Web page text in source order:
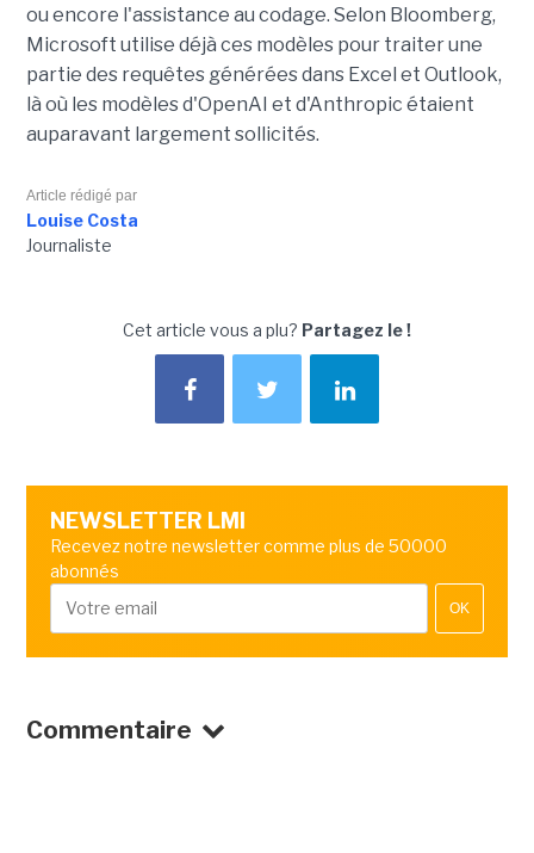
ou encore l'assistance au codage. Selon Bloomberg,
Microsoft utilise déjà ces modèles pour traiter une
partie des requêtes générées dans Excel et Outlook,
là où les modèles d'OpenAI et d'Anthropic étaient
auparavant largement sollicités.
Article rédigé par
Louise Costa
Journaliste
Cet article vous a plu? Partagez le !
NEWSLETTER LMI
Recevez notre newsletter comme plus de 50000
abonnés
OK
Commentaire